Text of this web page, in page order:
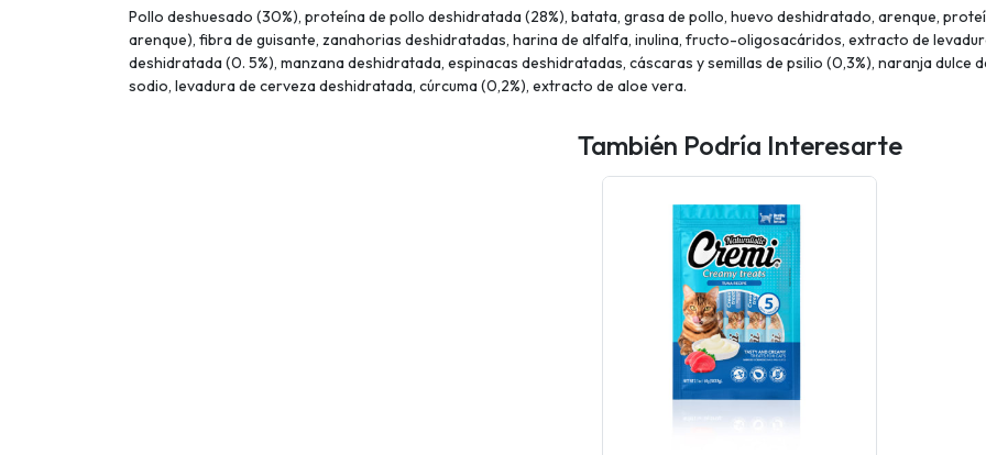
Pollo deshuesado (30%), proteína de pollo deshidratada (28%), batata, grasa de pollo, huevo deshidratado, arenque,
arenque), fibra de guisante, zanahorias deshidratadas, harina de alfalfa, inulina, fructo-oligosacáridos, extracto de
deshidratada (0. 5%), manzana deshidratada, espinacas deshidratadas, cáscaras y semillas de psilio (0,3%), naranja
sodio, levadura de cerveza deshidratada, cúrcuma (0,2%), extracto de aloe vera.
También Podría Interesarte